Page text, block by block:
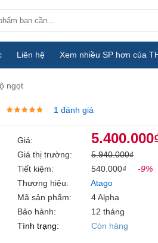
Liên hệ Xem nhiều SP hơn của
ngọt
1 đánh giá
Giá:
Giá thị trường:
5.940.000₫
Tiết kiệm:
540.000₫
-9%
Thương hiệu:
Atago
Mã sản phẩm:
4 Alpha
Bảo hành:
12 tháng
Tình trạng:
Còn hàng